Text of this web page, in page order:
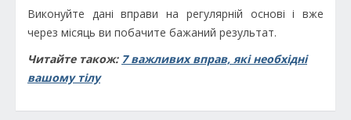
Виконуйте дані вправи на регулярній основі і вже
через місяць ви побачите бажаний результат.
Читайте також: 7 важливих вправ, які необхідні
вашому тілу